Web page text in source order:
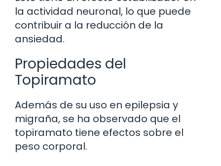
la actividad neuronal, lo que puede
contribuir a la reducción de la
ansiedad.
Propiedades del
Topiramato
Además de su uso en epilepsia y
migraña, se ha observado que el
topiramato tiene efectos sobre el
peso corporal.